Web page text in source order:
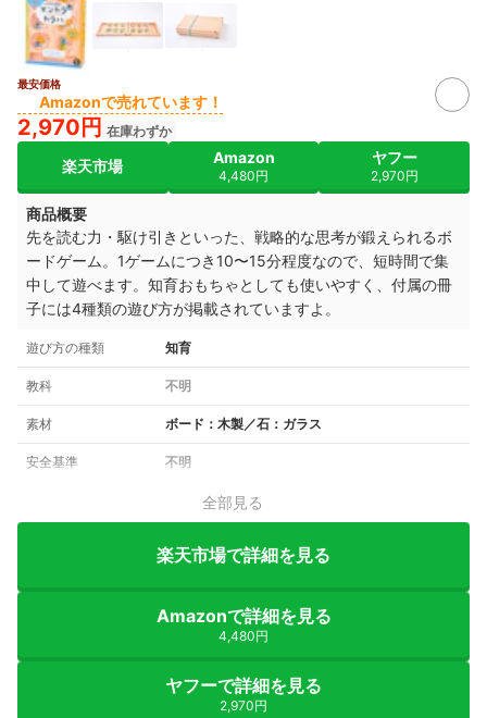
最安価格
Amazonで売れています！
2,970円 在庫わずか
楽天市場 Amazon
4,480円
ヤフー
2,970円
商品概要
先を読む力・駆け引きといった、戦略的な思考が鍛えられるボ
ードゲーム。1ゲームにつき10〜15分程度なので、短時間で集
中して遊べます。知育おもちゃとしても使いやすく、付属の冊
子には4種類の遊び方が掲載されていますよ。
遊び方の種類 知育
教科 不明
素材 ボード：木製／石：ガラス
安全基準 不明
全部見る
楽天市場で詳細を見る
Amazonで詳細を見る
4,480円
ヤフーで詳細を見る
2,970円